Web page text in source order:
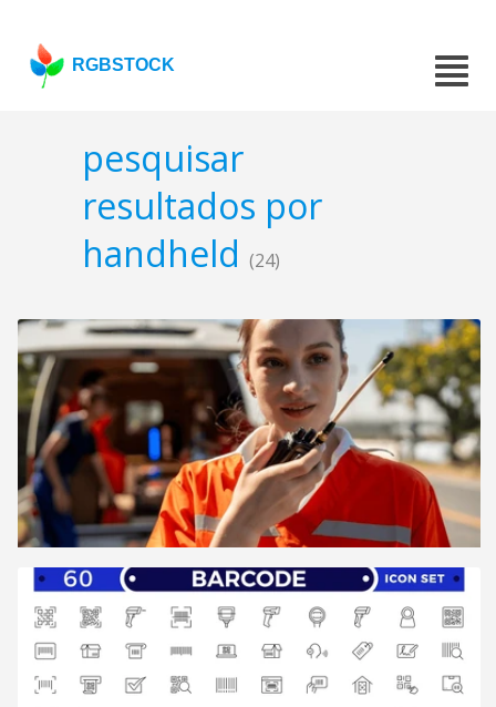
RGBSTOCK
pesquisar
resultados por
handheld (24)